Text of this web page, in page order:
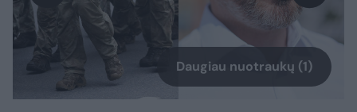
Daugiau nuotraukų (1)